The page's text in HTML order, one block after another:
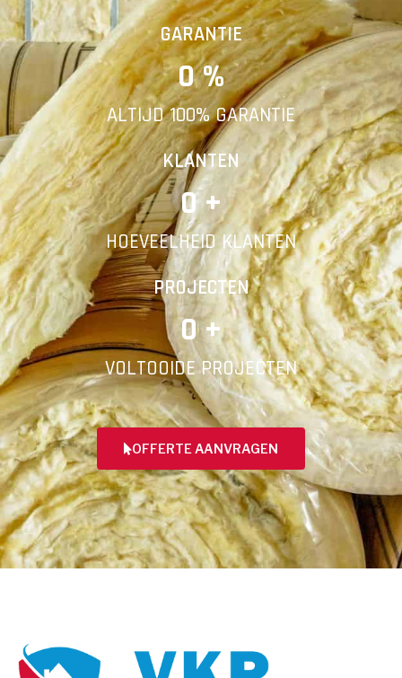
Vorige Volgende
E-mail
Telefoonnummer
Vorige
GARANTIE
0 %
ALTIJD 100% GARANTIE
KLANTEN
0 +
HOEVEELHEID KLANTEN
PROJECTEN
0 +
VOLTOOIDE PROJECTEN
OFFERTE AANVRAGEN